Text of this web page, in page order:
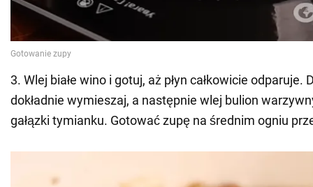
3. Wlej białe wino i gotuj, aż płyn całkowicie odparuje.
dokładnie wymieszaj, a następnie wlej bulion
gałązki tymianku. Gotować zupę na średnim ogniu